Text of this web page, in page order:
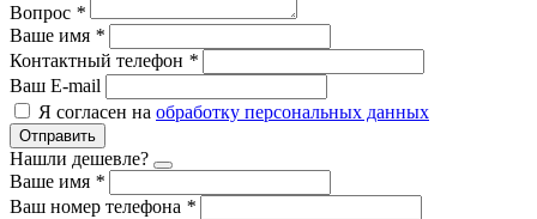
Вопрос *
Ваше имя *
Контактный телефон *
Ваш E-mail
Я согласен на обработку персональных данных
Отправить
Нашли дешевле?
Ваше имя *
Ваш номер телефона *